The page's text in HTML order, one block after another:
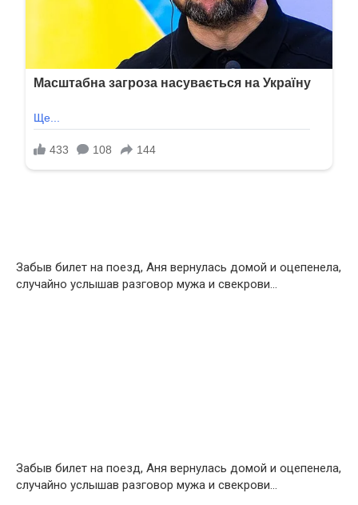
Забыв билет на поезд, Аня вернулась домой и оцепенела,
случайно услышав разговор мужа и свекрови…
Забыв билет на поезд, Аня вернулась домой и оцепенела,
случайно услышав разговор мужа и свекрови…